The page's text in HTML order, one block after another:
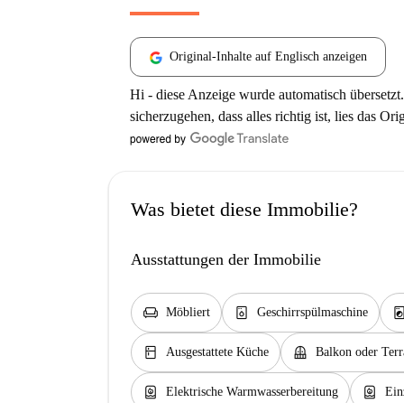
Original-Inhalte auf Englisch anzeigen
Hi - diese Anzeige wurde automatisch
sicherzugehen, dass alles richtig ist, lies das
Was bietet diese Immobilie?
Ausstattungen der Immobilie
chair Möbliert dishwasher_gen Geschirrspülmaschine
kitchen
Ausgestattete Küche balcony Balkon oder
water_heater Elektrische Warmwasserbereitung water_heater